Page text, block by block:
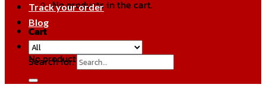
No products in the cart.
Cart
No products in the cart.
Track your order
Blog
Search for: